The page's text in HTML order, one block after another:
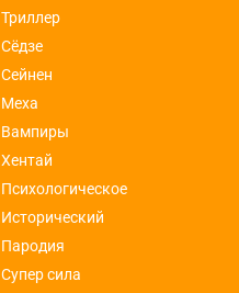
Триллер
Сёдзе
Сейнен
Меха
Вампиры
Хентай
Психологическое
Исторический
Пародия
Супер сила